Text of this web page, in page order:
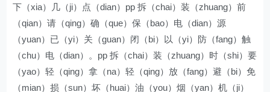
下（xia）几（ji）点（dian）pp 拆（chai）装（zhuang）前
（qian）请（qing）确（que）保（bao）电（dian）源
（yuan）已（yi）关（guan）闭（bi）以（yi）防（fang）触
（chu）电（dian）。pp 拆（chai）装（zhuang）时（shi）要
（yao）轻（qing）拿（na）轻（qing）放（fang）避（bi）免
（mian）损（sun）坏（huai）油（you）烟（yan）机（ji）